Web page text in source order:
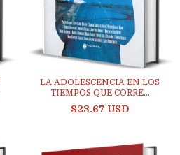
LA ADOLESCENCIA EN LOS
TIEMPOS QUE CORRE...
$23.67 USD